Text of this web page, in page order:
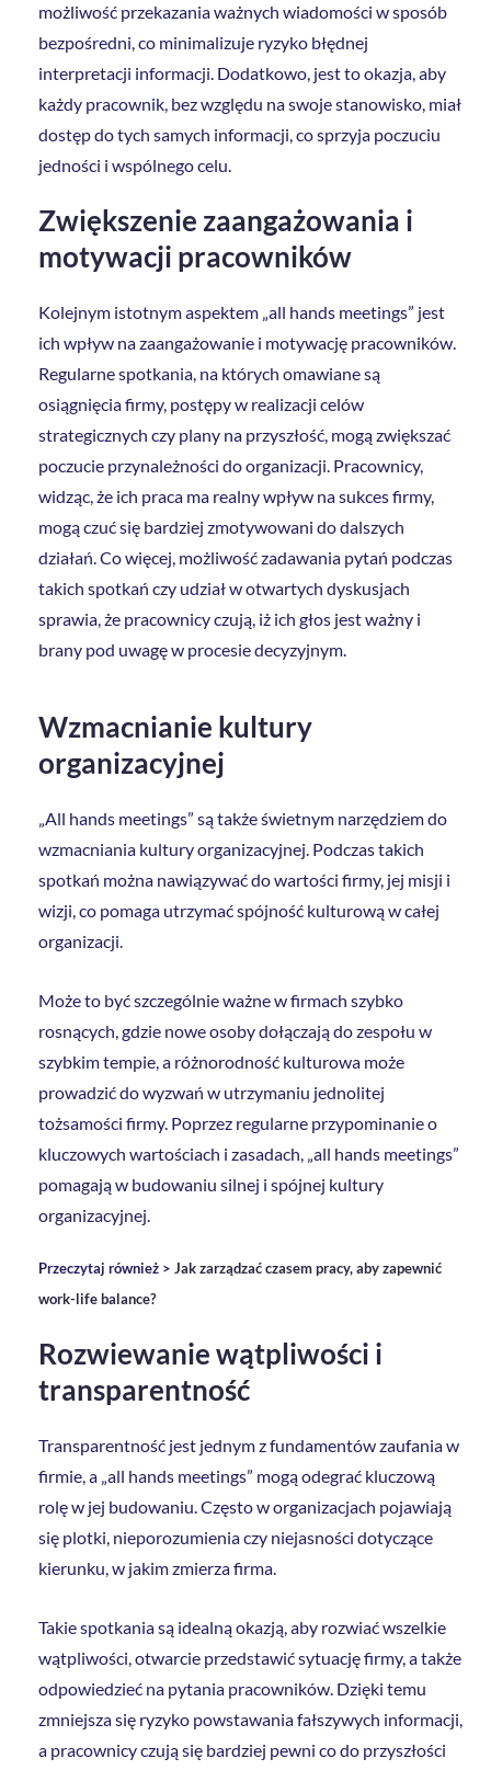
możliwość przekazania ważnych wiadomości w sposób
bezpośredni, co minimalizuje ryzyko błędnej
interpretacji informacji. Dodatkowo, jest to okazja, aby
każdy pracownik, bez względu na swoje stanowisko, miał
dostęp do tych samych informacji, co sprzyja poczuciu
jedności i wspólnego celu.
Zwiększenie zaangażowania i
motywacji pracowników
Kolejnym istotnym aspektem „all hands meetings” jest
ich wpływ na zaangażowanie i motywację pracowników.
Regularne spotkania, na których omawiane są
osiągnięcia firmy, postępy w realizacji celów
strategicznych czy plany na przyszłość, mogą zwiększać
poczucie przynależności do organizacji. Pracownicy,
widząc, że ich praca ma realny wpływ na sukces firmy,
mogą czuć się bardziej zmotywowani do dalszych
działań. Co więcej, możliwość zadawania pytań podczas
takich spotkań czy udział w otwartych dyskusjach
sprawia, że pracownicy czują, iż ich głos jest ważny i
brany pod uwagę w procesie decyzyjnym.
Wzmacnianie kultury
organizacyjnej
„All hands meetings” są także świetnym narzędziem do
wzmacniania kultury organizacyjnej. Podczas takich
spotkań można nawiązywać do wartości firmy, jej misji i
wizji, co pomaga utrzymać spójność kulturową w całej
organizacji.
Może to być szczególnie ważne w firmach szybko
rosnących, gdzie nowe osoby dołączają do zespołu w
szybkim tempie, a różnorodność kulturowa może
prowadzić do wyzwań w utrzymaniu jednolitej
tożsamości firmy. Poprzez regularne przypominanie o
kluczowych wartościach i zasadach, „all hands meetings”
pomagają w budowaniu silnej i spójnej kultury
organizacyjnej.
Przeczytaj również > Jak zarządzać czasem pracy, aby zapewnić
work-life balance?
Rozwiewanie wątpliwości i
transparentność
Transparentność jest jednym z fundamentów zaufania w
firmie, a „all hands meetings” mogą odegrać kluczową
rolę w jej budowaniu. Często w organizacjach pojawiają
się plotki, nieporozumienia czy niejasności dotyczące
kierunku, w jakim zmierza firma.
Takie spotkania są idealną okazją, aby rozwiać wszelkie
wątpliwości, otwarcie przedstawić sytuację firmy, a także
odpowiedzieć na pytania pracowników. Dzięki temu
zmniejsza się ryzyko powstawania fałszywych informacji,
a pracownicy czują się bardziej pewni co do przyszłości